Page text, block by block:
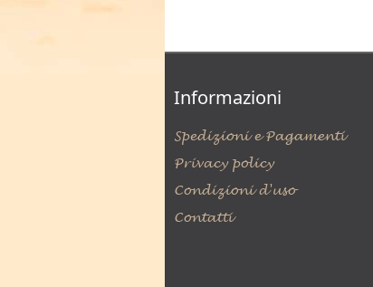
Informazioni
Spedizioni e Pagamenti
Privacy policy
Condizioni d'uso
Contatti